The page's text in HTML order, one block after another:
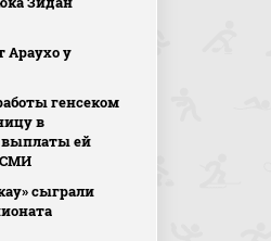
Араухо у
генсеком
в
выплаты ей
СМИ
сыграли